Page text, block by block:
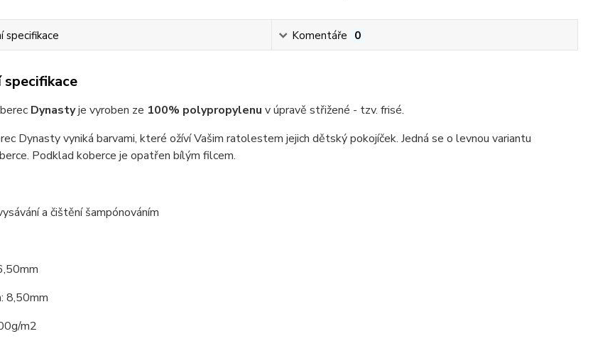
specifikace Komentáře 0
Dynastyje vyroben ze 100% polypropylenu v úpravě střižené - tzv. frisé.
Dynasty vyniká barvami, které ožíví Vašim ratolestem jejich dětský pokojíček. Jedná se o levnou variantu
Podklad koberce je opatřen bílým filcem.
a čištění šampónováním
8,50mm
m2